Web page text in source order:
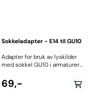
Sokkeladapter - E14 til GU10
Adapter for bruk av lyskilder
med sokkel GU10 i armaturer
60 W.
69,-